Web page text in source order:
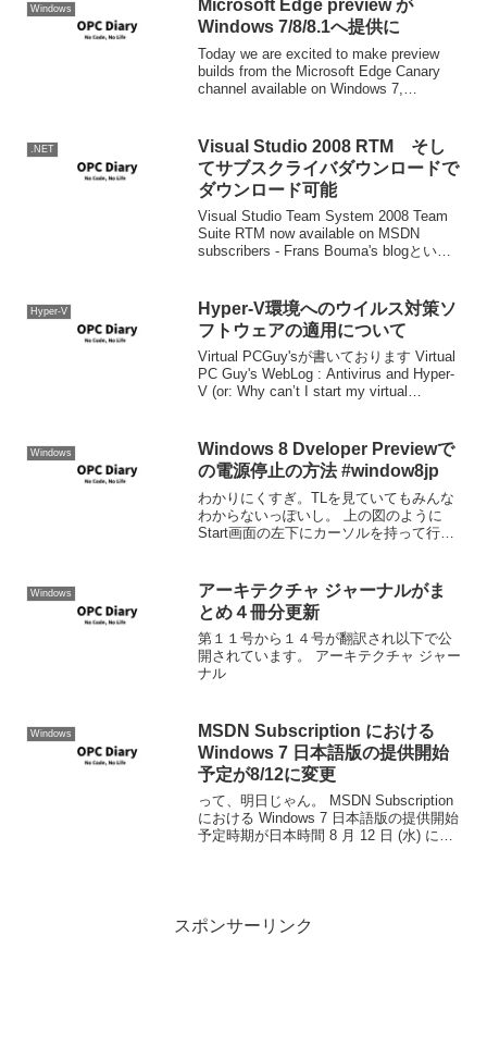
Windows
Microsoft Edge preview が
Windows 7/8/8.1へ提供に
Today we are excited to make preview
builds from the Microsoft Edge Canary
channel available on Windows 7,
.NET
Visual Studio 2008 RTM そし
てサブスクライバダウンロードで
ダウンロード可能
Visual Studio Team System 2008 Team
Suite RTM now available on MSDN
subscribers - Frans Bouma's blogという
Hyper-V
Hyper-V環境へのウイルス対策ソ
フトウェアの適用について
Virtual PCGuy'sが書いております Virtual
PC Guy's WebLog : Antivirus and Hyper-
V (or: Why can’t I start my virtual
Windows
Windows 8 Dveloper Previewで
の電源停止の方法 #window8jp
わかりにくすぎ。TLを見ていてもみんな
わからないっぽいし。 上の図のように
Start画面の左下にカーソルを持って行っ
クリックして電源停止、再起動、スリ
ー...
Windows
アーキテクチャ ジャーナルがま
とめ４冊分更新
第１１号から１４号が翻訳され以下で公
開されています。 アーキテクチャ ジャー
ナル
Windows
MSDN Subscription における
Windows 7 日本語版の提供開始
予定が8/12に変更
って、明日じゃん。 MSDN Subscription
における Windows 7 日本語版の提供開始
予定時期が日本時間 8 月 12 日 (水) に変
スポンサーリンク